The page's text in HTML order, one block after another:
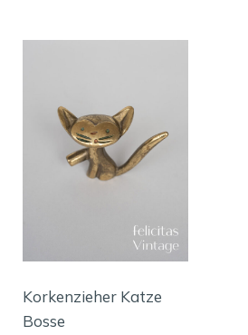
Korkenzieher Katze
Bosse